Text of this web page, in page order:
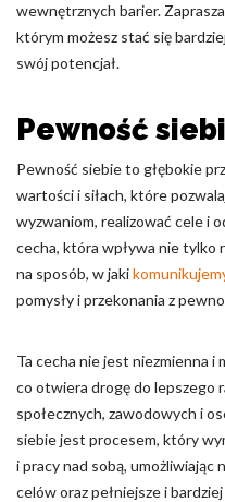
wewnętrznych barier.
którym możesz stać się
swój potencjał.
Pewność
Pewność siebie to głębokie
wartości i siłach, które
wyzwaniom, realizować cele i
cecha, która wpływa nie tylko
na sposób, w jaki
pomysły i przekonania z
Ta cecha nie jest niezmienna i
co otwiera drogę do lepszego
społecznych, zawodowych i
siebie jest procesem, który
i pracy nad sobą, umożliwiając
celów oraz pełniejsze i
Nieklasyfikowane pliki
klasyfikowania, wraz z